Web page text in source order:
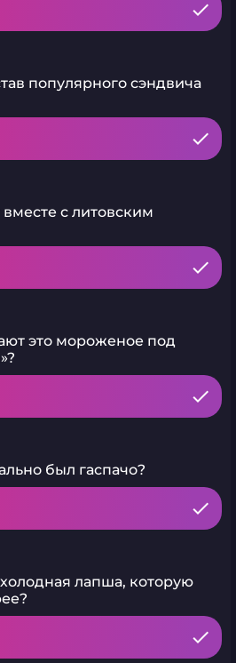
популярного сэндвича
с литовским
это мороженое под
был гаспачо?
лапша, которую